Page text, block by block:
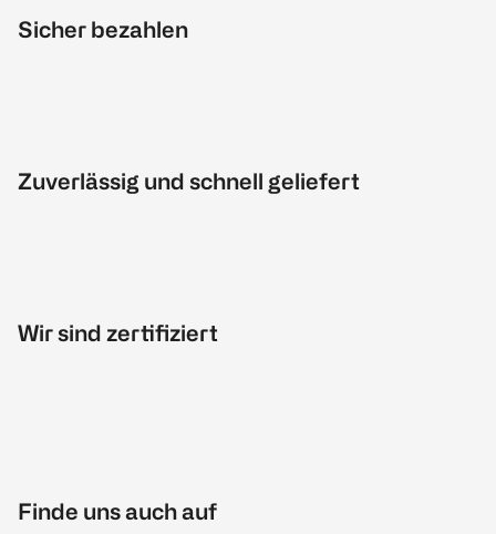
Sicher bezahlen
Zuverlässig und schnell geliefert
Wir sind zertifiziert
Finde uns auch auf